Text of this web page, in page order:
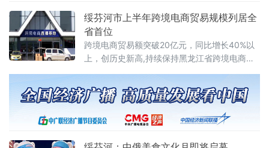
发展。鞍山市人力资源和就业服务中心表示，
当地正以务实政策和精准服务，全力构建更优
就业创业生态，为青年群体施展才华搭建广阔
平台。据介绍，鞍山市委、市政府围绕高校毕
业生需求，推出一系列暖心举措。对于正在求
职的毕业生，可到市县两级公共
绥芬河市上半年跨境电商贸易规模列居全
省首位
跨境电商贸易额突破20亿元，同比增长40%以
上，创历史新高,持续保持黑龙江省跨境电商贸
实现稳步扩容，得益于持续完善产业配套、创
新出海模式、优化通关服务，不断夯实跨境电
商产业根基。有关人士介绍，绥芬河立足中俄
口岸枢纽区位，加快跨境电商基础设施建设，